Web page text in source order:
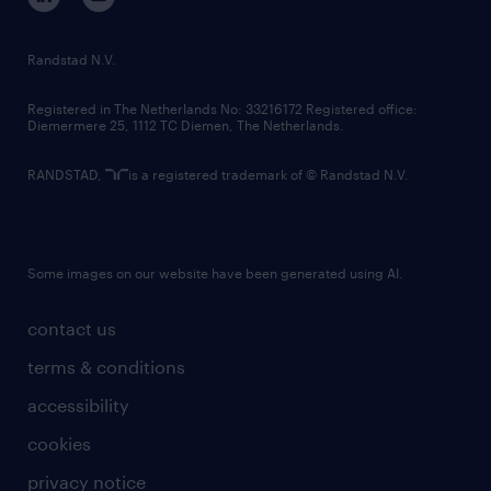
randstad innovation fund
country websites
contact us
terms & conditions
accessibility
cookies
privacy notice
Randstad N.V.
Registered in The Netherlands No: 33216172 Registered office:
Diemermere 25, 1112 TC Diemen, The Netherlands.
RANDSTAD, is a registered trademark of © Randstad N.V.
Some images on our website have been generated using AI.